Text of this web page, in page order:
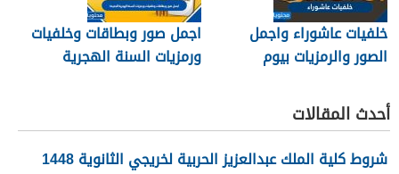
خلفيات عاشوراء واجمل
الصور والرمزيات بيوم
اجمل صور وبطاقات وخلفيات
ورمزيات السنة الهجرية
أحدث المقالات
شروط كلية الملك عبدالعزيز الحربية لخريجي الثانوية 1448